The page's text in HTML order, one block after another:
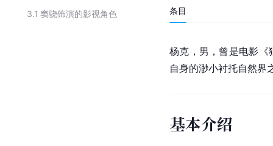
3.1 窦骁饰演的影视角色 条目
杨克，男，曾是电影《
自身的渺小衬托自然界
基本介绍